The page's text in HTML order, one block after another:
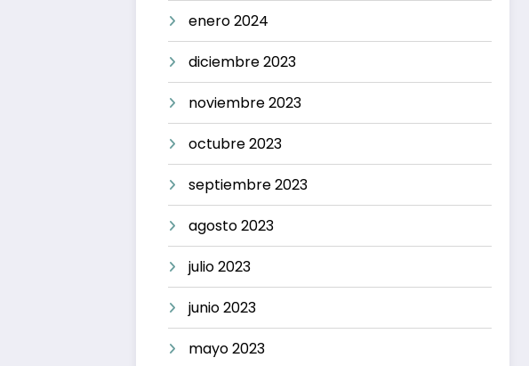
enero 2024
diciembre 2023
noviembre 2023
octubre 2023
septiembre 2023
agosto 2023
julio 2023
junio 2023
mayo 2023